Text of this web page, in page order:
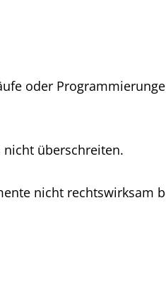
oder
überschreiten.
nicht rechtswirksam